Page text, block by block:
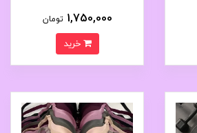
1,750,000 تومان
خرید